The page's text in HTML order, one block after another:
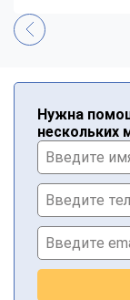
Нужна
нескольких